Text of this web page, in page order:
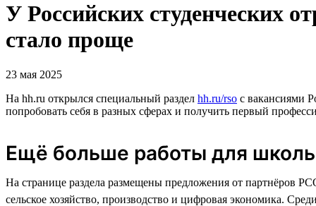
У Российских студенческих
стало проще
23 мая 2025
На hh.ru открылся специальный раздел hh.ru/rso с вакансиями
попробовать себя в разных сферах и получить первый
Ещё больше работы для
На странице раздела размещены предложения от партнёров
сельское хозяйство, производство и цифровая экономика.